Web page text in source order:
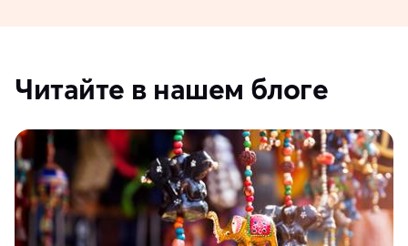
Читайте в нашем блоге